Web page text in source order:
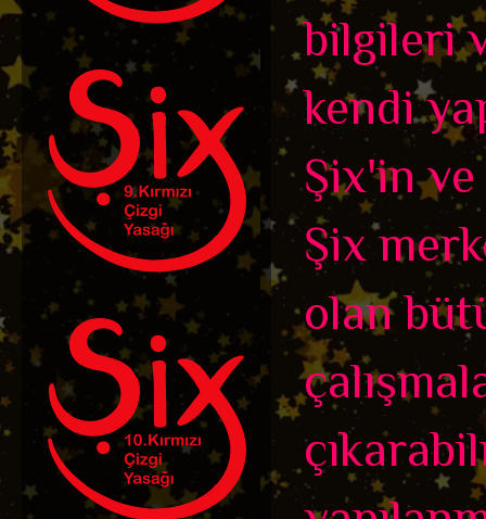
bilgileri
kendi
Şix'in ve
Şix
olan